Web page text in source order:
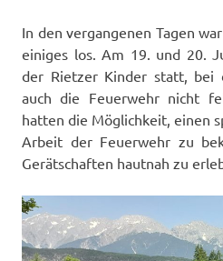
In den vergangenen Tagen
einiges los. Am 19. und 20.
der Rietzer Kinder statt, bei
auch die Feuerwehr nicht
hatten die Möglichkeit, einen
Arbeit der Feuerwehr zu
Gerätschaften hautnah zu